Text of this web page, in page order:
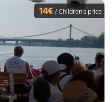
14€ / Children's price